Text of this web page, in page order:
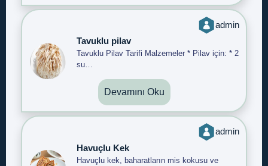
admin
Tavuklu pilav
Tavuklu Pilav Tarifi Malzemeler * Pilav için: * 2
su…
Devamını Oku
admin
Havuçlu Kek
Havuçlu kek, baharatların mis kokusu ve